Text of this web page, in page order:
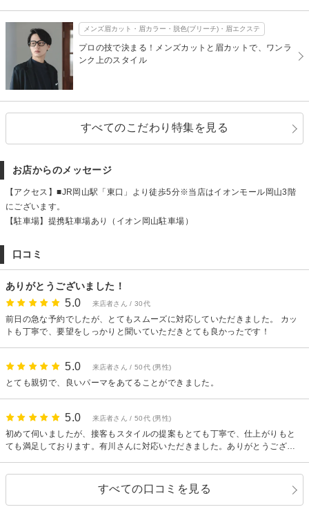
メンズ眉カット・眉カラー・脱色(ブリーチ)・眉エクステ
プロの技で決まる！メンズカットと眉カットで、ワンラ
ンク上のスタイル
すべてのこだわり特集を見る
お店からのメッセージ
【アクセス】■JR岡山駅「東口」より徒歩5分※当店はイオンモール岡山3階
にございます。
【駐車場】提携駐車場あり（イオン岡山駐車場）
口コミ
ありがとうございました！
5.0 来店者さん / 30代
前日の急な予約でしたが、とてもスムーズに対応していただきました。 カッ
トも丁寧で、要望をしっかりと聞いていただきとても良かったです！
5.0 来店者さん / 50代 (男性)
とても親切で、良いパーマをあてることができました。
5.0 来店者さん / 50代 (男性)
初めて伺いましたが、接客もスタイルの提案もとても丁寧で、仕上がりもと
ても満足しております。有川さんに対応いただきました。ありがとうござい
すべての口コミを見る